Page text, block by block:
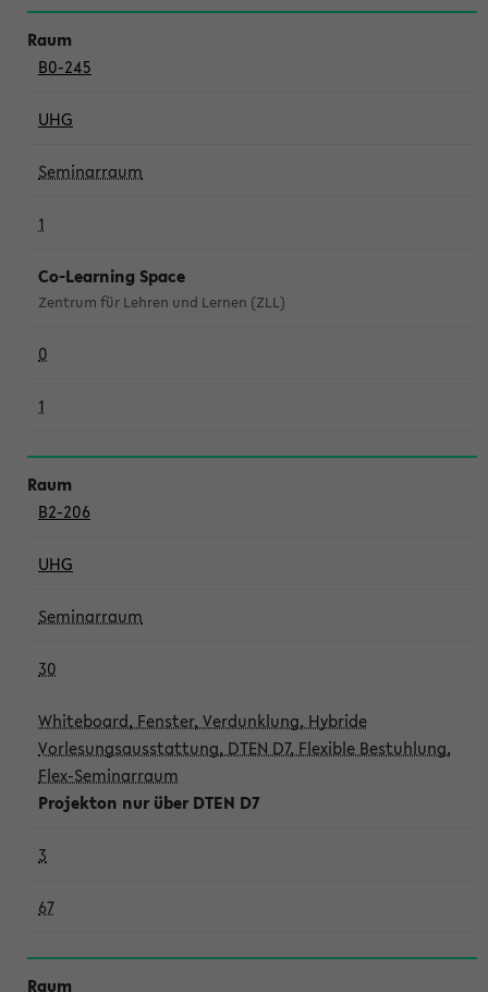
B0-245
UHG
Seminarraum
1
Co-Learning Space
Zentrum für Lehren und Lernen (ZLL)
0
1
B2-206
UHG
Seminarraum
30
Whiteboard, Fenster, Verdunklung, Hybride
Vorlesungsausstattung, DTEN D7, Flexible Bestuhlung,
Flex-Seminarraum
Projekton nur über DTEN D7
3
67